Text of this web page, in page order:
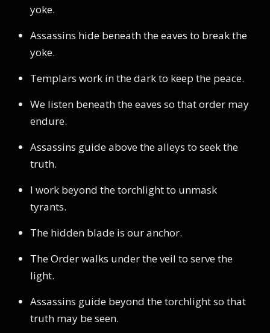
yoke.
Assassins hide beneath the eaves to break the
yoke.
Templars work in the dark to keep the peace.
We listen beneath the eaves so that order may
endure.
Assassins guide above the alleys to seek the
truth.
I work beyond the torchlight to unmask
tyrants.
The hidden blade is our anchor.
The Order walks under the veil to serve the
light.
Assassins guide beyond the torchlight so that
truth may be seen.